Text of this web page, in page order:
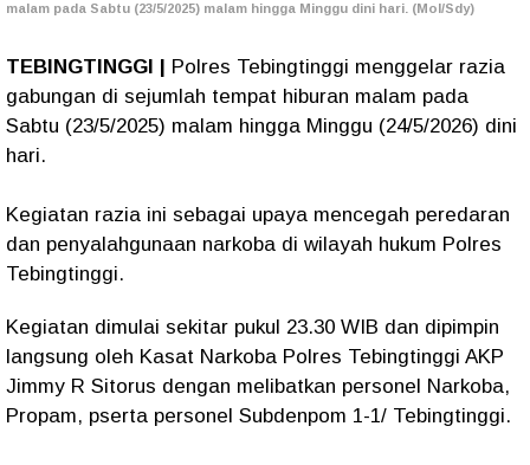
malam pada Sabtu (23/5/2025) malam hingga Minggu dini hari. (Mol/Sdy)
TEBINGTINGGI | Polres Tebingtinggi menggelar razia
gabungan di sejumlah tempat hiburan malam pada
Sabtu (23/5/2025) malam hingga Minggu (24/5/2026) dini
hari.
Kegiatan razia ini sebagai upaya mencegah peredaran
dan penyalahgunaan narkoba di wilayah hukum Polres
Tebingtinggi.
Kegiatan dimulai sekitar pukul 23.30 WIB dan dipimpin
langsung oleh Kasat Narkoba Polres Tebingtinggi AKP
Jimmy R Sitorus dengan melibatkan personel Narkoba,
Propam, pserta personel Subdenpom 1-1/ Tebingtinggi.